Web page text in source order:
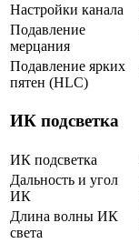
Настройки канала
Подавление
мерцания
Подавление ярких
пятен (HLC)
ИК подсветка
ИК подсветка
Дальность и угол
ИК
Длина волны ИК
света